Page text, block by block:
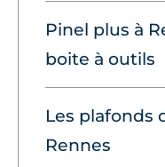
Pinel plus à
boite à outils
Les plafonds
Rennes